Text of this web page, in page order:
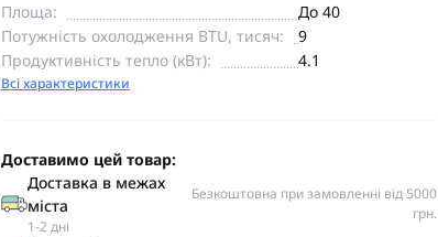
Площа:
До 40
Потужність охолодження BTU, тисяч:
9
Продуктивність тепло (кВт):
4.1
Всі характеристики
Доставимо цей товар:
Доставка в межах
міста
1-2 дні
Безкоштовна при замовленні від 5000
грн.